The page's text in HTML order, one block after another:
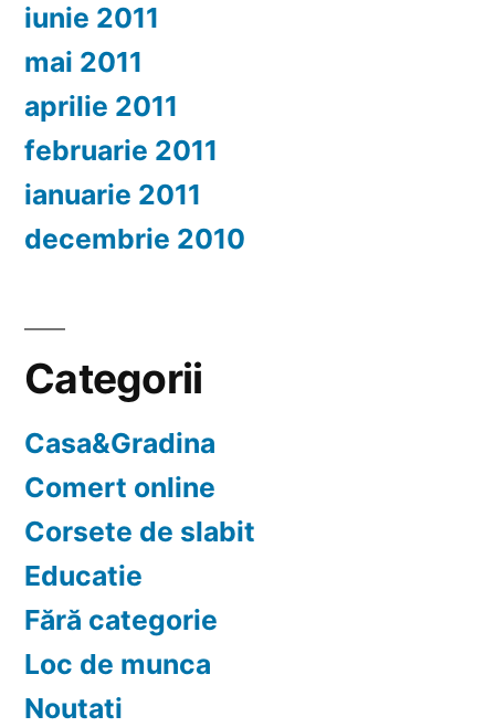
iunie 2011
mai 2011
aprilie 2011
februarie 2011
ianuarie 2011
decembrie 2010
Categorii
Casa&Gradina
Comert online
Corsete de slabit
Educatie
Fără categorie
Loc de munca
Noutati